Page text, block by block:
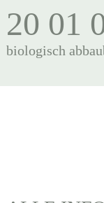
20 01
biologisch